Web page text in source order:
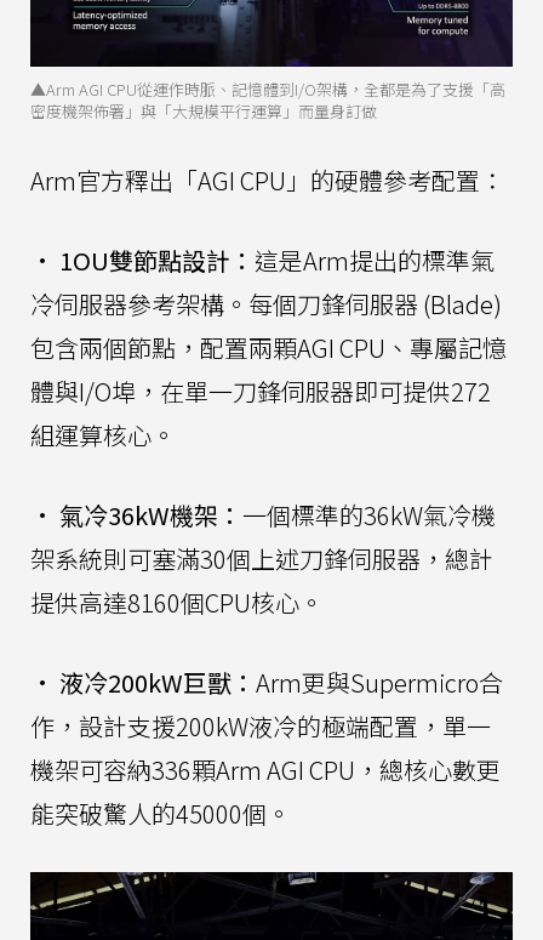
▲Arm AGI CPU從運作時脈、記憶體到I/O架構，全都是為了支援「高
密度機架佈署」與「大規模平行運算」而量身訂做
Arm官方釋出「AGI CPU」的硬體參考配置：
• 1OU雙節點設計： 這是Arm提出的標準氣
冷伺服器參考架構。每個刀鋒伺服器 (Blade)
包含兩個節點，配置兩顆AGI CPU、專屬記憶
體與I/O埠，在單一刀鋒伺服器即可提供272
組運算核心。
• 氣冷36kW機架： 一個標準的36kW氣冷機
架系統則可塞滿30個上述刀鋒伺服器，總計
提供高達8160個CPU核心。
• 液冷200kW巨獸： Arm更與Supermicro合
作，設計支援200kW液冷的極端配置，單一
機架可容納336顆Arm AGI CPU，總核心數更
能突破驚人的45000個。